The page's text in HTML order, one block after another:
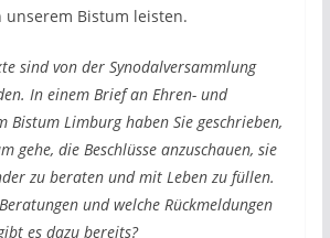
Bistum leisten.
sind von der Synodalversammlung
In einem Brief an Ehren- und
Bistum Limburg haben Sie geschrieben,
gehe, die Beschlüsse anzuschauen, sie
zu beraten und mit Leben zu füllen.
und welche Rückmeldungen
es dazu bereits?